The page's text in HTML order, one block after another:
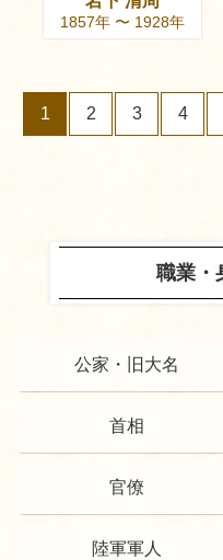
1857年 〜 1928年
1 2 3 4
職業・
公家・旧大名
首相
官僚
陸軍軍人